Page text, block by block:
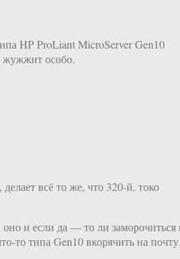
HP ProLiant MicroServer Gen10
жужжит особо.
всё то же, что 320-й, токо
и если да — то ли заморочиться
то типа Gen10 вкорячить на